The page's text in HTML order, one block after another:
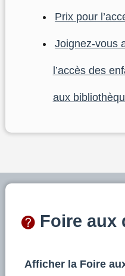
Prix pour
Joignez-vous
l’accès des
aux
Foire aux
Afficher la Foire